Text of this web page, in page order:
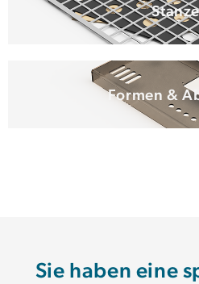
Formen &
Sie haben eine